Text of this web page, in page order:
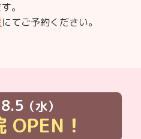
。
にてご予約ください。
8.5 （水）
OPEN！